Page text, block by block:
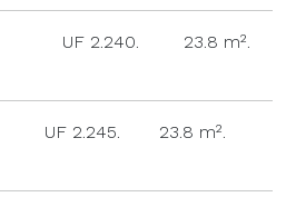
UF 2.240. 23.8 m².
UF 2.245. 23.8 m².